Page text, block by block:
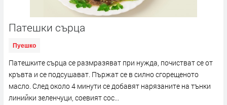
Патешки сърца
Пуешко
Патешките сърца се размразяват при нужда, почистват се от
кръвта и се подсушават. Пържат се в силно сгорещеното
масло. След около 4 минути се добавят нарязаните на тънки
линийки зеленчуци, соевият сос...